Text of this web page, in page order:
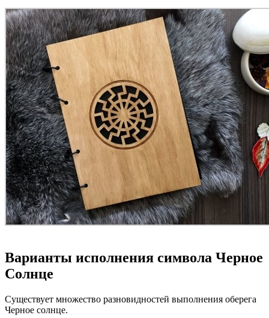
Варианты исполнения символа Черное
Солнце
Существует множество разновидностей выполнения оберега
Черное солнце.